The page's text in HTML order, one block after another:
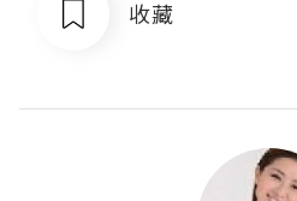
收藏